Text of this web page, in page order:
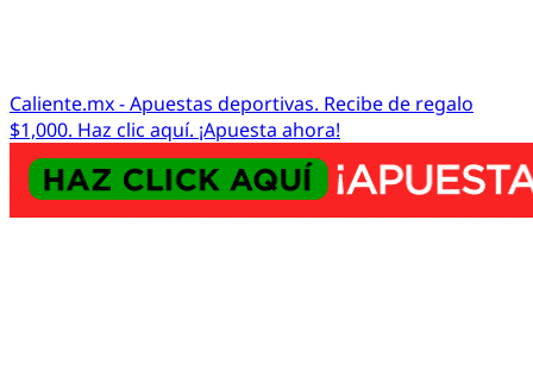
Caliente.mx - Apuestas deportivas. Recibe de regalo
$1,000. Haz clic aquí. ¡Apuesta ahora!